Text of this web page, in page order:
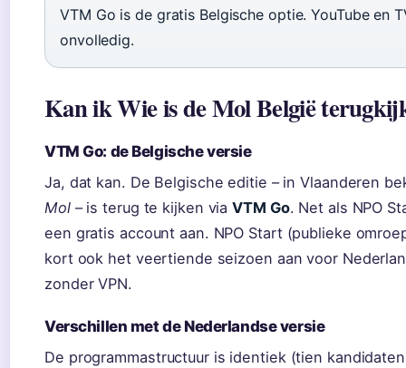
VTM Go is de gratis Belgische optie. YouTube en
onvolledig.
Kan ik Wie is de Mol België
VTM Go: de Belgische versie
Ja, dat kan. De Belgische editie – in Vlaanderen
Mol– is terug te kijken viaVTM Go. Net als NPO
een gratis account aan. NPO Start (publieke
kort ook het veertiende seizoen aan voor
zonder VPN.
Verschillen met de Nederlandse versie
De programmastructuur is identiek (tien